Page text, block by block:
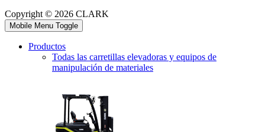
Copyright © 2026 CLARK
Mobile Menu Toggle
Productos
Todas las carretillas elevadoras y equipos de
manipulación de materiales